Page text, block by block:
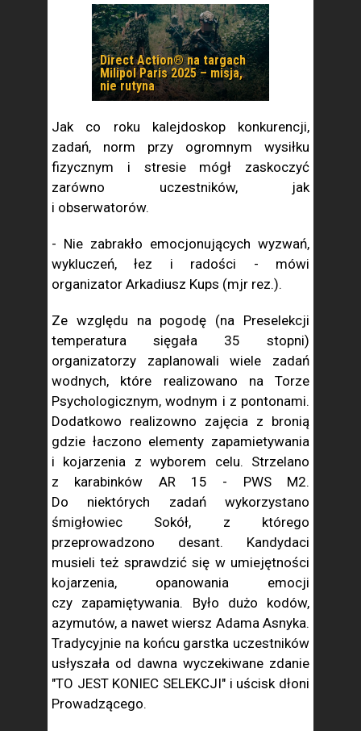
Direct Action® na targach
Milipol Paris 2025 – misja,
nie rutyna
Jak co roku kalejdoskop konkurencji,
zadań, norm przy ogromnym wysiłku
fizycznym i stresie mógł zaskoczyć
zarówno uczestników, jak
i obserwatorów.
- Nie zabrakło emocjonujących wyzwań,
wykluczeń, łez i radości - mówi
organizator Arkadiusz Kups (mjr rez.).
Ze względu na pogodę (na Preselekcji
temperatura sięgała 35 stopni)
organizatorzy zaplanowali wiele zadań
wodnych, które realizowano na Torze
Psychologicznym, wodnym i z pontonami.
Dodatkowo realizowno zajęcia z bronią
gdzie łaczono elementy zapamietywania
i kojarzenia z wyborem celu. Strzelano
z karabinków AR 15 - PWS M2.
Do niektórych zadań wykorzystano
śmigłowiec Sokół, z którego
przeprowadzono desant. Kandydaci
musieli też sprawdzić się w umiejętności
kojarzenia, opanowania emocji
czy zapamiętywania. Było dużo kodów,
azymutów, a nawet wiersz Adama Asnyka.
Tradycyjnie na końcu garstka uczestników
usłyszała od dawna wyczekiwane zdanie
"TO JEST KONIEC SELEKCJI" i uścisk dłoni
Prowadzącego.